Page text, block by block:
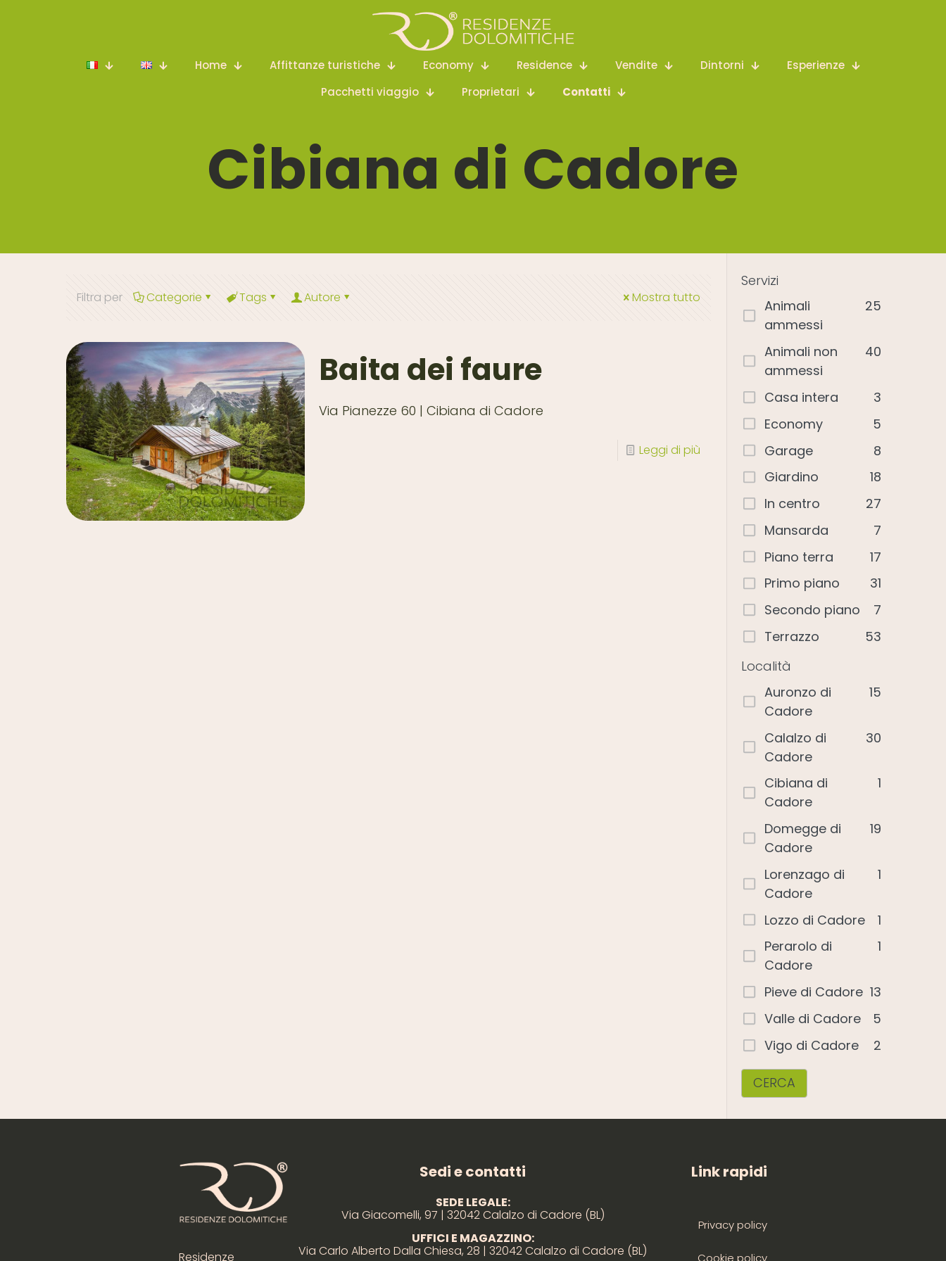
Home Affittanze turistiche Economy Residence Vendite Dintorni
Esperienze
Pacchetti viaggio
Proprietari Contatti
Cibiana di Cadore
Filtra per Categorie Tags Autore Mostra tutto
Baita dei faure
Via Pianezze 60 | Cibiana di Cadore
Leggi di più
Servizi
Animali
ammessi
25
Animali non
ammessi
40
Casa intera
3
Economy
5
Garage
8
Giardino
18
In centro
27
Mansarda
7
Piano terra
17
Primo piano
31
Secondo piano
7
Terrazzo
53
Località
Auronzo di
Cadore
15
Calalzo di
Cadore
30
Cibiana di
Cadore
1
Domegge di
Cadore
19
Lorenzago di
Cadore
1
Lozzo di Cadore
1
Perarolo di
Cadore
1
Pieve di Cadore 13
Valle di Cadore
5
Vigo di Cadore
2
CERCA
Residenze
Sedi e contatti
SEDE LEGALE:
Via Giacomelli, 97 | 32042 Calalzo di Cadore (BL)
UFFICI E MAGAZZINO:
Via Carlo Alberto Dalla Chiesa, 28 | 32042 Calalzo di Cadore (BL)
Link rapidi
Privacy policy
Cookie policy